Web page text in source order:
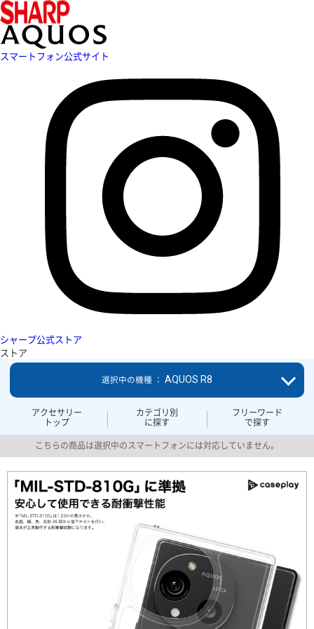
スマートフォン公式サイト
シャープ公式ストア
ストア
アクセサリー
トップ
カテゴリ別
に探す
フリーワード
で探す
選択中の機種 ： AQUOS R8
こちらの商品は選択中のスマートフォンには対応していません。